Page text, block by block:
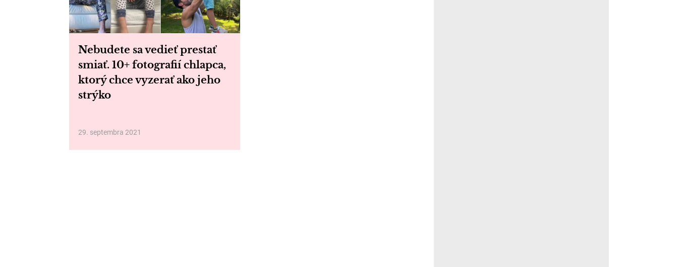
Nebudete sa vedieť prestať
smiať. 10+ fotografií chlapca,
ktorý chce vyzerať ako jeho
strýko
29. septembra 2021